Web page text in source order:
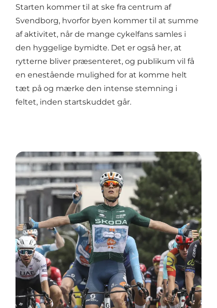
Starten kommer til at ske fra centrum af
Svendborg, hvorfor byen kommer til at summe
af aktivitet, når de mange cykelfans samles i
den hyggelige bymidte. Det er også her, at
rytterne bliver præsenteret, og publikum vil få
en enestående mulighed for at komme helt
tæt på og mærke den intense stemning i
feltet, inden startskuddet går.